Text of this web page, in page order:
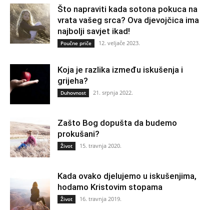
Što napraviti kada sotona pokuca na
vrata vašeg srca? Ova djevojčica ima
najbolji savjet ikad!
Poučne priče 12. veljače 2023.
Koja je razlika između iskušenja i
grijeha?
Duhovnost 21. srpnja 2022.
Zašto Bog dopušta da budemo
prokušani?
Život 15. travnja 2020.
Kada ovako djelujemo u iskušenjima,
hodamo Kristovim stopama
Život 16. travnja 2019.